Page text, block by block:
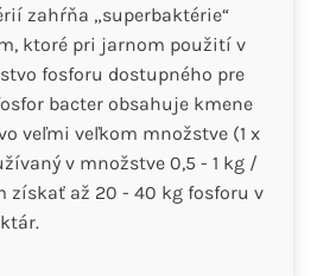
zahŕňa „superbaktérie“
ktoré pri jarnom použití v
fosforu dostupného pre
bacter obsahuje kmene
veľmi veľkom množstve (1 x
v množstve 0,5 - 1 kg /
získať až 20 - 40 kg fosforu v